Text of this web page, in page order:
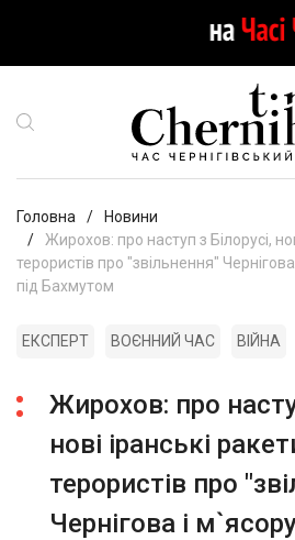
Головна
Новини
Жирохов: про наступ з Білорусі,
терористів про "звільнення"
під Бахмутом
ЕКСПЕРТ ВОЄННИЙ ЧАС ВІЙНА
Жирохов: про
нові іранські
терористів про
Чернігова і